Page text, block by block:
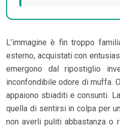
L’immagine è fin troppo
esterno, acquistati con
emergono dal ripostiglio
inconfondibile odore di muffa.
appaiono sbiaditi e consunti.
quella di sentirsi in colpa per
non averli puliti abbastanza o